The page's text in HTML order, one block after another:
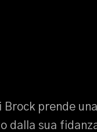
Brock prende
dalla sua